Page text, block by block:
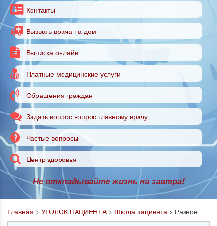
Контакты
Вызвать врача на дом
Выписка онлайн
Платные медицинские услуги
Обращения граждан
Задать вопрос вопрос главному врачу
Частые вопросы
Центр здоровья
Не откладывайте жизнь на завтра!
Главная > УГОЛОК ПАЦИЕНТА > Школа пациента > Разное